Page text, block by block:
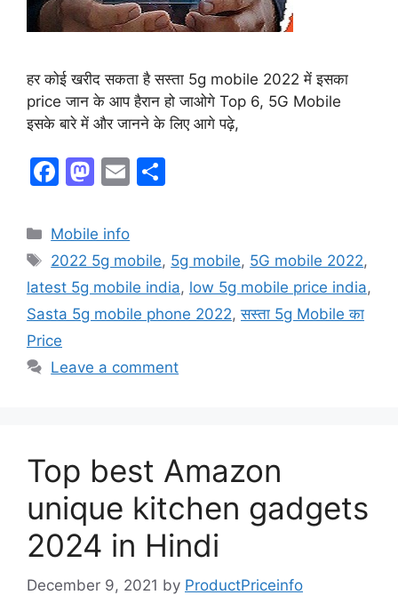
हर कोई खरीद सकता है सस्ता 5g mobile 2022 में इसका
price जान के आप हैरान हो जाओगे Top 6, 5G Mobile
इसके बारे में और जानने के लिए आगे पढ़े,
F
c
e
b
o
o
k
M
st
o
d
o
E
l
e
Mobile info
2022 5g mobile, 5g mobile, 5G mobile 2022,
latest 5g mobile india, low 5g mobile price india,
Sasta 5g mobile phone 2022,सस्ता 5g Mobile का
Price
Leave a comment
Top best Amazon
unique kitchen gadgets
2024 in Hindi
December 9, 2021 by ProductPriceinfo